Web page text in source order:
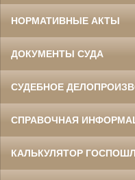
НОРМАТИВНЫЕ АКТЫ
ДОКУМЕНТЫ СУДА
СУДЕБНОЕ
СПРАВОЧНАЯ
КАЛЬКУЛЯТОР